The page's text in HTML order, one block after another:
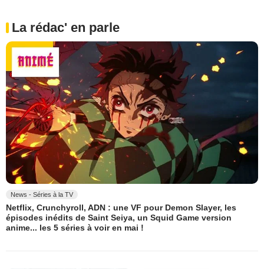
La rédac' en parle
News - Séries à la TV
Netflix, Crunchyroll, ADN : une VF pour Demon Slayer, les
épisodes inédits de Saint Seiya, un Squid Game version
anime... les 5 séries à voir en mai !